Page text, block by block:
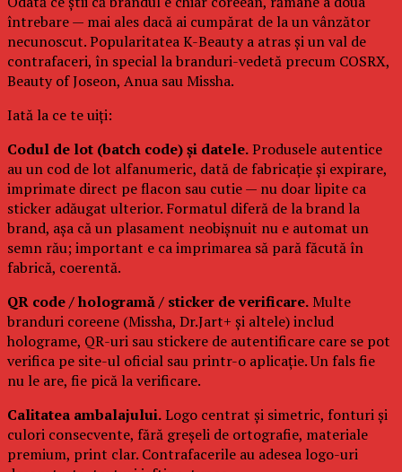
întrebare — mai ales dacă ai cumpărat de la un vânzător
necunoscut. Popularitatea K-Beauty a atras și un val de
contrafaceri, în special la branduri-vedetă precum COSRX,
Beauty of Joseon, Anua sau Missha.
Iată la ce te uiți:
Codul de lot (batch code) și datele.Produsele autentice
au un cod de lot alfanumeric, dată de fabricație și expirare,
imprimate direct pe flacon sau cutie — nu doar lipite ca
sticker adăugat ulterior. Formatul diferă de la brand la
brand, așa că un plasament neobișnuit nu e automat un
semn rău; important e ca imprimarea să pară făcută în
fabrică, coerentă.
QR code / hologramă / sticker de verificare.Multe
branduri coreene (Missha, Dr.Jart+ și altele) includ
holograme, QR-uri sau stickere de autentificare care se pot
verifica pe site-ul oficial sau printr-o aplicație. Un fals fie
nu le are, fie pică la verificare.
Calitatea ambalajului.Logo centrat și simetric, fonturi și
culori consecvente, fără greșeli de ortografie, materiale
premium, print clar. Contrafacerile au adesea logo-uri